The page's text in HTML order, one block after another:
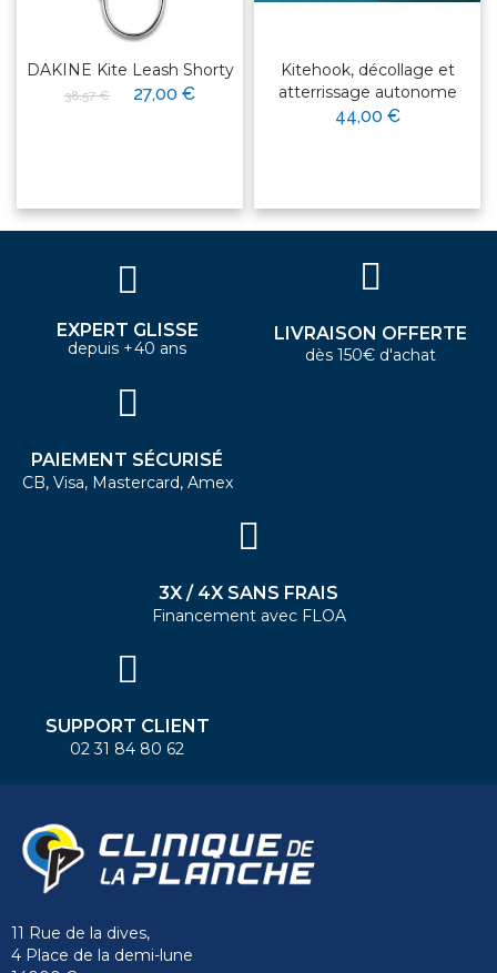
DAKINE Kite Leash Shorty
38,57 € 27,00 €
Kitehook, décollage et
atterrissage autonome
44,00 €
EXPERT GLISSE
depuis +40 ans
LIVRAISON OFFERTE
dès 150€ d'achat
PAIEMENT SÉCURISÉ
CB, Visa, Mastercard, Amex
3X / 4X SANS FRAIS
Financement avec FLOA
SUPPORT CLIENT
02 31 84 80 62
11 Rue de la dives,
4 Place de la demi-lune